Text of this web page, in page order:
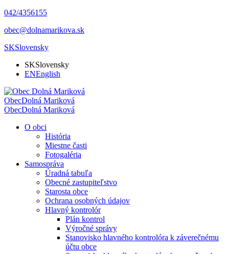
042/4356155
obec@dolnamarikova.sk
SKSlovensky
SKSlovensky
ENEnglish
ObecDolná Mariková
ObecDolná Mariková
O obci
História
Miestne časti
Fotogaléria
Samospráva
Úradná tabuľa
Obecné zastupiteľstvo
Starosta obce
Ochrana osobných údajov
Hlavný kontrolór
Plán kontrol
Výročné správy
Stanovisko hlavného kontrolóra k záverečnému
účtu obce